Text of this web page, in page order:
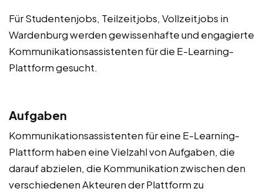
Für Studentenjobs, Teilzeitjobs, Vollzeitjobs in
Wardenburg werden gewissenhafte und engagierte
Kommunikationsassistenten für die E-Learning-
Plattform gesucht.
Aufgaben
Kommunikationsassistenten für eine E-Learning-
Plattform haben eine Vielzahl von Aufgaben, die
darauf abzielen, die Kommunikation zwischen den
verschiedenen Akteuren der Plattform zu